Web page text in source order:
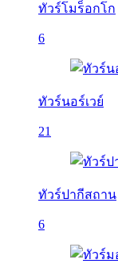
ทัวร์โมร็อกโก
6
ทัวร์นอร์เวย์
21
ทัวร์ปากีสถาน
6